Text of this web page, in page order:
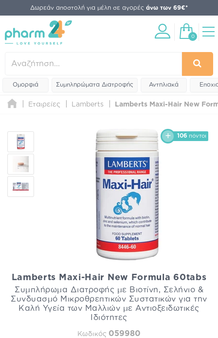
Δωρεάν αποστολή για μέλη σε αγορές άνω των 69€*
0
Ομορφιά Συμπληρώματα Διατροφής Αντηλιακά
Εταιρείες Lamberts Lamberts Maxi-Hair New
106 πόντοι
Lamberts Maxi-Hair New Formula 60tabs
Συμπλήρωμα Διατροφής με Βιοτίνη, Σελήνιο &
Συνδυασμό Μικροθρεπτικών Συστατικών για την
Καλή Υγεία των Μαλλιών με Αντιοξειδωτικές
Ιδιότητες
Κωδικός 059980